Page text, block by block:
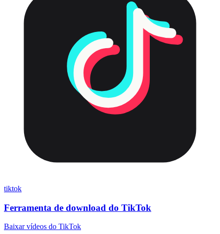
tiktok
Ferramenta de download do TikTok
Baixar vídeos do TikTok